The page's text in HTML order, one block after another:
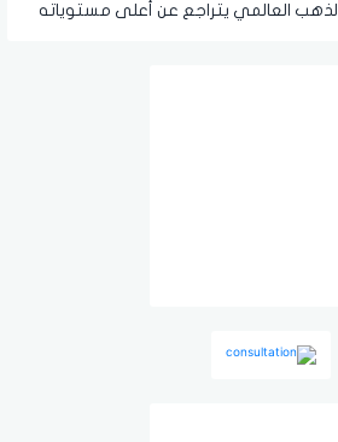
الذهب العالمي يتراجع عن أعلى مستوياته